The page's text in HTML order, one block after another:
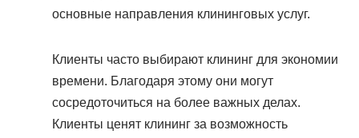
основные направления клининговых услуг.
Клиенты часто выбирают клининг для экономии
времени. Благодаря этому они могут
сосредоточиться на более важных делах.
Клиенты ценят клининг за возможность